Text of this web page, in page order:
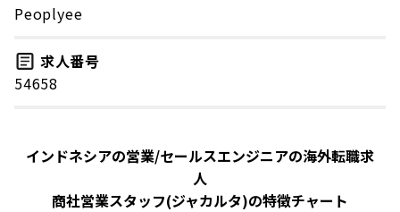
Peoplyee
求人番号
54658
インドネシアの営業/セールスエンジニアの海外転職求
人
商社営業スタッフ(ジャカルタ)の特徴チャート